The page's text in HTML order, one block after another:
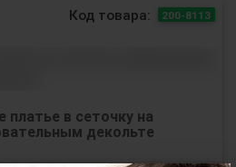
Код товара: 200-8113
платье в сеточку на
декольте